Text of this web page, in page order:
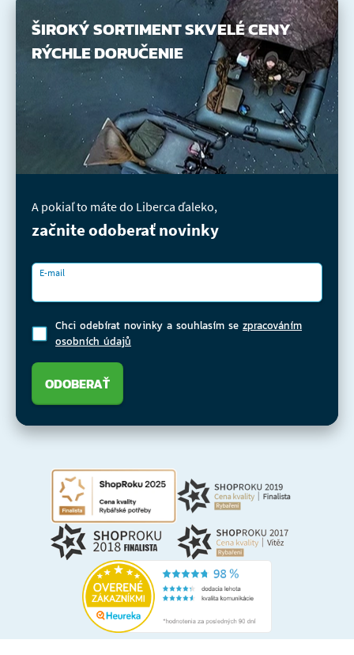
ŠIROKÝ SORTIMENTSKVELÉ CENY
RÝCHLE DORUČENIE
A pokiaľ to máte do Liberca ďaleko,
začnite odoberať novinky
E-mail
Chci odebírat novinky a souhlasím se zpracováním
osobních údajů
ODOBERAŤ